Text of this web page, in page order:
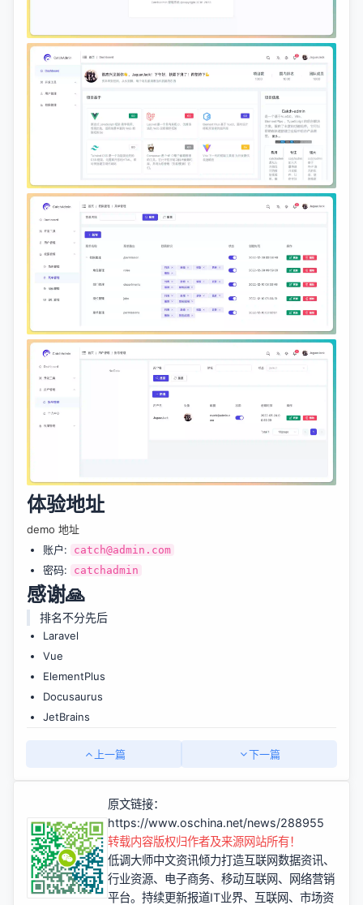
体验地址
demo 地址
账户:
catch@admin.com
密码: catchadmin
感谢🙏
排名不分先后
Laravel
Vue
ElementPlus
Docusaurus
JetBrains
上一篇 下一篇
原文链接：
https://www.oschina.net/news/288955
转载内容版权归作者及来源网站所有！
低调大师中文资讯倾力打造互联网数据资讯、
行业资源、电子商务、移动互联网、网络营销
平台。持续更新报道IT业界、互联网、市场资